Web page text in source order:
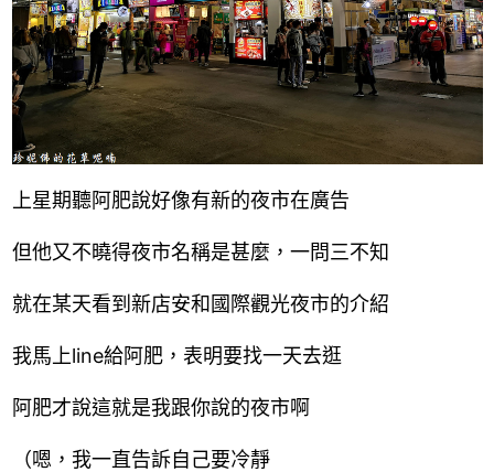
上星期聽阿肥說好像有新的夜市在廣告
但他又不曉得夜市名稱是甚麼，一問三不知
就在某天看到新店安和國際觀光夜市的介紹
我馬上line給阿肥，表明要找一天去逛
阿肥才說這就是我跟你說的夜市啊
（嗯，我一直告訴自己要冷靜